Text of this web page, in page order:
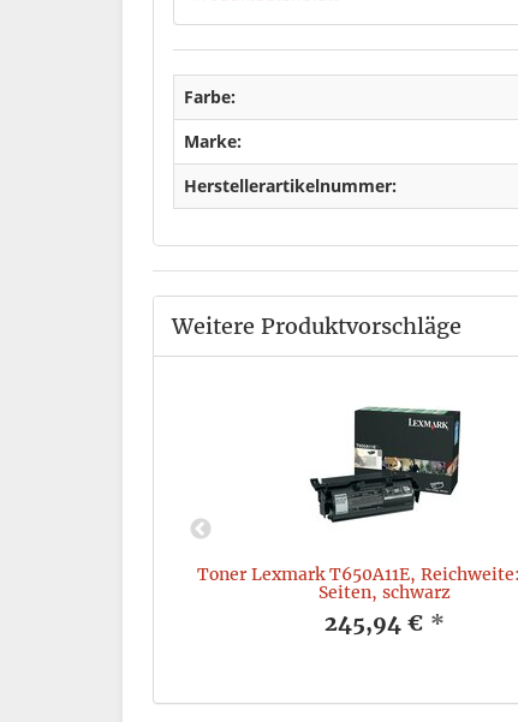
Farbe:
Marke:
Herstellerartikelnummer:
Weitere Produktvorschläge
Toner Lexmark T650A11E,
Seiten, schwarz
245,94 € *